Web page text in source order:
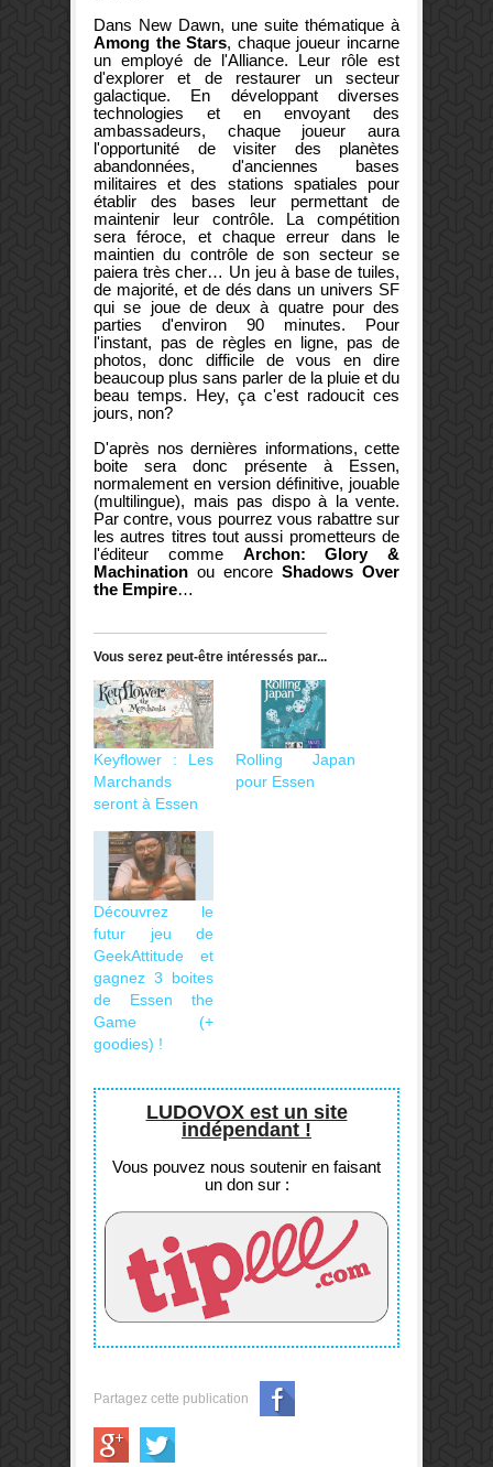
Dans New Dawn, une suite thématique à
Among the Stars, chaque joueur incarne
un employé de l'Alliance. Leur rôle est
d'explorer et de restaurer un secteur
galactique. En développant diverses
technologies et en envoyant des
ambassadeurs, chaque joueur aura
l'opportunité de visiter des planètes
abandonnées, d'anciennes bases
militaires et des stations spatiales pour
établir des bases leur permettant de
maintenir leur contrôle. La compétition
sera féroce, et chaque erreur dans le
maintien du contrôle de son secteur se
paiera très cher… Un jeu à base de tuiles,
de majorité, et de dés dans un univers SF
qui se joue de deux à quatre pour des
parties d'environ 90 minutes. Pour
l'instant, pas de règles en ligne, pas de
photos, donc difficile de vous en dire
beaucoup plus sans parler de la pluie et du
beau temps. Hey, ça c'est radoucit ces
jours, non?
D'après nos dernières informations, cette
boite sera donc présente à Essen,
normalement en version définitive, jouable
(multilingue), mais pas dispo à la vente.
Par contre, vous pourrez vous rabattre sur
les autres titres tout aussi prometteurs de
l'éditeur comme Archon: Glory &
Machination ou encore Shadows Over
the Empire…
Vous serez peut-être intéressés par...
Keyflower : Les
Marchands
seront à Essen
Rolling Japan
pour Essen
Découvrez le
futur jeu de
GeekAttitude et
gagnez 3 boites
de Essen the
Game (+
goodies) !
LUDOVOX est un site
indépendant !
Vous pouvez nous soutenir en faisant
un don sur :
Partagez cette publication